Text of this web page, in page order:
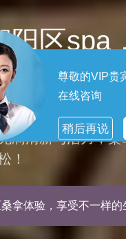
尊敬的VIP贵
在线咨询
稍后再说
阳区spa
一天！
，您的私人放松
满清新与活力，
！
拿体验，享受不一样的